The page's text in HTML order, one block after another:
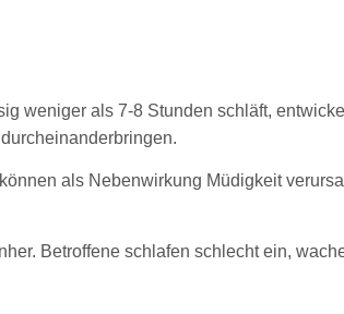
weniger als 7-8 Stunden schläft,
als Nebenwirkung Müdigkeit
Betroffene schlafen schlecht ein,